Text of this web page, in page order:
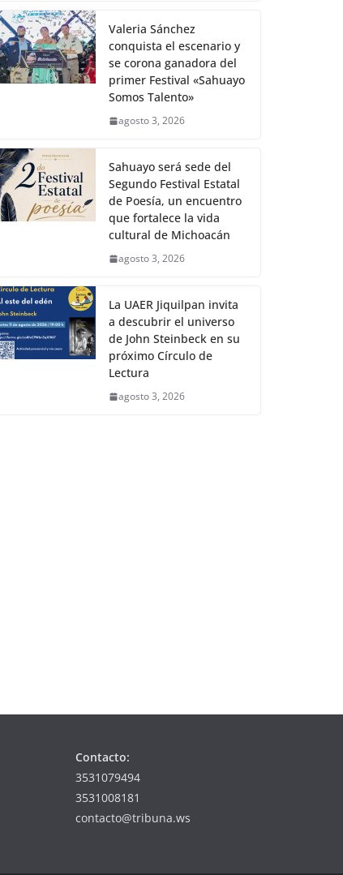
Valeria Sánchez
conquista el escenario y
se corona ganadora del
primer Festival «Sahuayo
Somos Talento»
agosto 3, 2026
Sahuayo será sede del
Segundo Festival Estatal
de Poesía, un encuentro
que fortalece la vida
cultural de Michoacán
agosto 3, 2026
La UAER Jiquilpan invita
a descubrir el universo
de John Steinbeck en su
próximo Círculo de
Lectura
agosto 3, 2026
Contacto:
3531079494
3531008181
contacto@tribuna.ws